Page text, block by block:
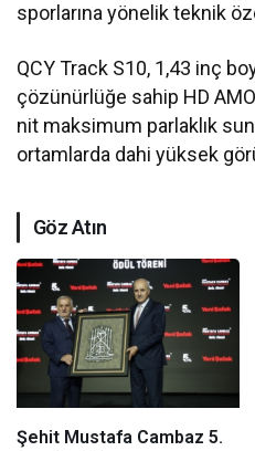
sporlarına yönelik teknik
QCY Track S10, 1,43 inç
çözünürlüğe sahip HD
nit maksimum parlaklık
ortamlarda dahi yüksek
Göz Atın
Şehit Mustafa Cambaz 5.